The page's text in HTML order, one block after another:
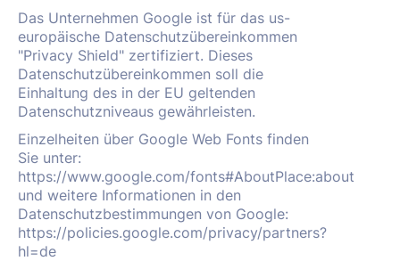
Das Unternehmen Google ist für das us-
europäische Datenschutzübereinkommen
"Privacy Shield" zertifiziert. Dieses
Datenschutzübereinkommen soll die
Einhaltung des in der EU geltenden
Datenschutzniveaus gewährleisten.
Einzelheiten über Google Web Fonts finden
Sie unter:
https://www.google.com/fonts#AboutPlace:about
und weitere Informationen in den
Datenschutzbestimmungen von Google:
https://policies.google.com/privacy/partners?
hl=de